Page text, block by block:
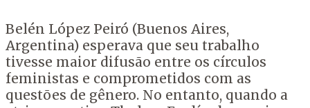
Belén López Peiró (Buenos Aires,
Argentina) esperava que seu trabalho
tivesse maior difusão entre os círculos
feministas e comprometidos com as
questões de gênero. No entanto, quando a